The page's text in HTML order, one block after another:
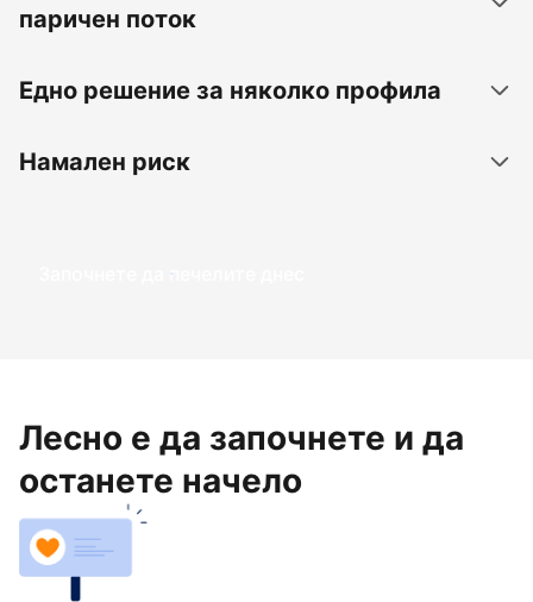
паричен поток
Едно решение за няколко профила
Намален риск
Започнете да печелите днес
Лесно е да започнете и да
останете начело